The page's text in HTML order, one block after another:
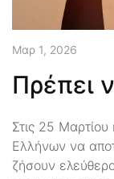
Μαρ 1, 2026
Πρέπει
Στις 25
Ελλήνων να
ζήσουν